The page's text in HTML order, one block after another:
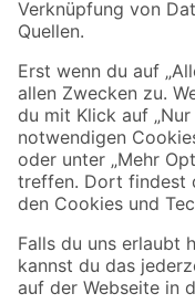
Sicher einkaufen
Jetzt die toom-App
Alle Preisangaben in EUR inkl.
Umständen nicht in allen Märkten